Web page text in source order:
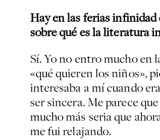
Hay en las ferias infinidad
sobre qué es la literatura
Sí. Yo no entro mucho en
«qué quieren los niños»,
interesaba a mí cuando
ser sincera. Me parece
mucho más seria que
me fui relajando.